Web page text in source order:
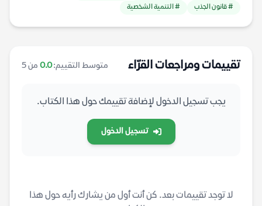
# قانون الجذب
# التنمية الشخصية
تقييمات ومراجعات القرّاء متوسط التقييم:0.0 من 5
يجب تسجيل الدخول لإضافة تقييمك حول هذا الكتاب.
تسجيل الدخول
لا توجد تقييمات بعد. كن أنت أول من يشارك رأيه حول هذا